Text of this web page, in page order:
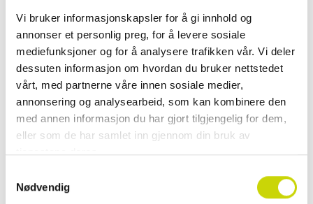
Vi bruker informasjonskapsler for å gi innhold og
annonser et personlig preg, for å levere sosiale
mediefunksjoner og for å analysere trafikken vår. Vi deler
dessuten informasjon om hvordan du bruker nettstedet
vårt, med partnerne våre innen sosiale medier,
annonsering og analysearbeid, som kan kombinere den
med annen informasjon du har gjort tilgjengelig for dem,
eller som de har samlet inn gjennom din bruk av
tjenestene deres.
Nødvendig
Klikk & hent
Se lagerstatus i butikk
✓ 30 dager åpent kjøp
✓ Fri frakt ved kjøp over 999 kr
✓ Rask levering med Posten
PRODUKTINFORMASJON